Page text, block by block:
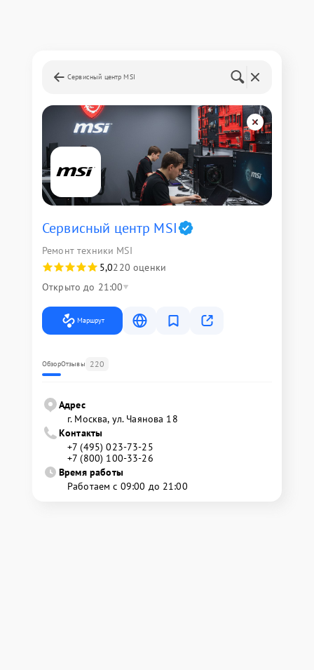
Сервисный центр MSI
Сервисный центр MSI
Ремонт техники MSI
5,0220 оценки
Открыто до 21:00
Маршрут
ОбзорОтзывы 220
Адрес
г. Москва, ул. Чаянова 18
Контакты
+7 (495) 023-73-25
+7 (800) 100-33-26
Время работы
Работаем с 09:00 до 21:00